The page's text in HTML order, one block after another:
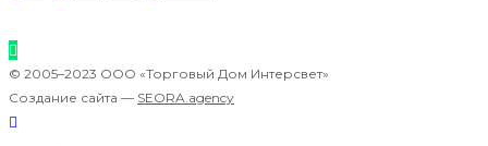
© 2005–2023 ООО «Торговый Дом Интерсвет»
Создание сайта — SEORA.agency